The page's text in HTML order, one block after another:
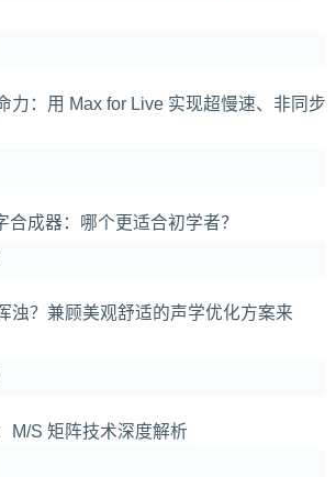
力：用 Max for Live 实现超慢速、非同步
合成器：哪个更适合初学者？
浊？兼顾美观舒适的声学优化方案来
M/S 矩阵技术深度解析